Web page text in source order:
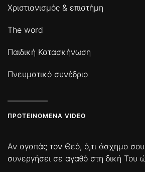
Χριστιανισμός & επιστήμη
The word
Παιδική Κατασκήνωση
Πνευματικό συνέδριο
ΠΡΟΤΕΙΝΌΜΕΝΑ VIDEO
Αν αγαπάς τον Θεό, ό,τι άσχημο σου
συνεργήσει σε αγαθό στη δική Του